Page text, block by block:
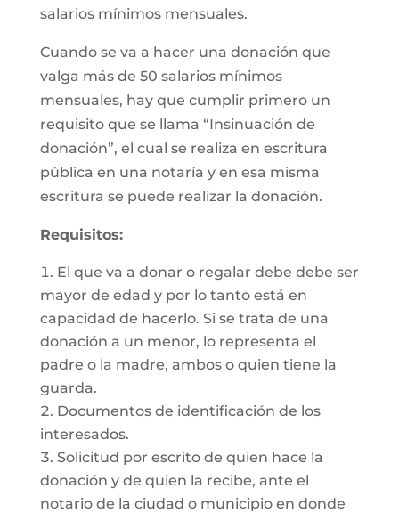
salarios mínimos mensuales.
Cuando se va a hacer una donación que
valga más de 50 salarios mínimos
mensuales, hay que cumplir primero un
requisito que se llama “Insinuación de
donación”, el cual se realiza en escritura
pública en una notaría y en esa misma
escritura se puede realizar la donación.
Requisitos:
El que va a donar o regalar debe debe ser
mayor de edad y por lo tanto está en
capacidad de hacerlo. Si se trata de una
donación a un menor, lo representa el
padre o la madre, ambos o quien tiene la
guarda.
Documentos de identificación de los
interesados.
Solicitud por escrito de quien hace la
donación y de quien la recibe, ante el
notario de la ciudad o municipio en donde